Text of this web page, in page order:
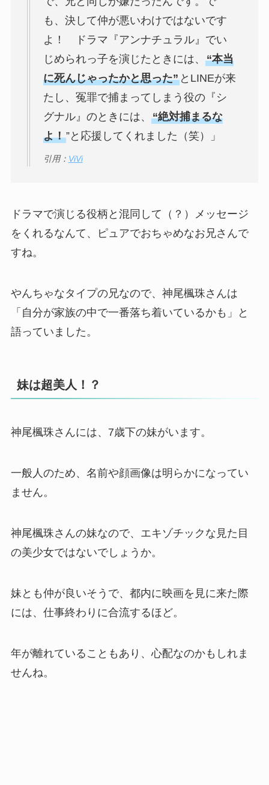
も、決して仲が悪いわけではないです
よ！ ドラマ『アンナチュラル』でい
じめられっ子を演じたときには、 “本当
に死んじゃったかと思った”とLINEが来
たし、冤罪で捕まってしまう役の『シ
グナル』のときには、 “絶対捕まるな
よ！”と応援してくれました（笑）」
引用： ViVi
ドラマで演じる役柄と混同して（？）メッセージ
をくれるなんて、ピュアでおちゃめなお兄さんで
すね。
やんちゃなタイプの兄なので、神尾楓珠さんは
「自分が家族の中で一番落ち着いているかも」と
語っていました。
妹は超美人！？
神尾楓珠さんには、7歳下の妹がいます。
一般人のため、名前や顔画像は明らかになってい
ません。
神尾楓珠さんの妹なので、エキゾチックな見た目
の美少女ではないでしょうか。
妹とも仲が良いそうで、都内に映画を見に来た際
には、仕事終わりに合流するほど。
年が離れていることもあり、心配なのかもしれま
せんね。